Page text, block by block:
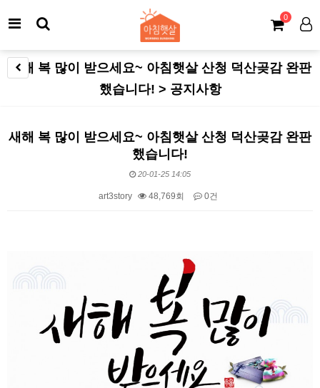
0
새해 복 많이 받으세요~ 아침햇살 산청 덕산곶감 완판
했습니다! > 공지사항
새해 복 많이 받으세요~ 아침햇살 산청 덕산곶감 완판
했습니다!
20-01-25 14:05
art3story 48,769회 0건